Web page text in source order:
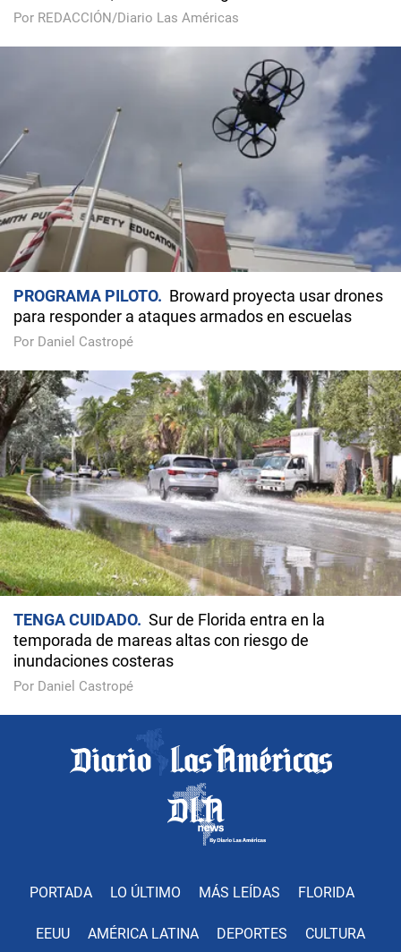
Por REDACCIÓN/Diario Las Américas
PROGRAMA PILOTO
Broward proyecta usar drones
para responder a ataques armados en escuelas
Por Daniel Castropé
TENGA CUIDADO
Sur de Florida entra en la
temporada de mareas altas con riesgo de
inundaciones costeras
Por Daniel Castropé
PORTADA LO ÚLTIMO MÁS LEÍDAS FLORIDA
EEUU AMÉRICA LATINA DEPORTES CULTURA